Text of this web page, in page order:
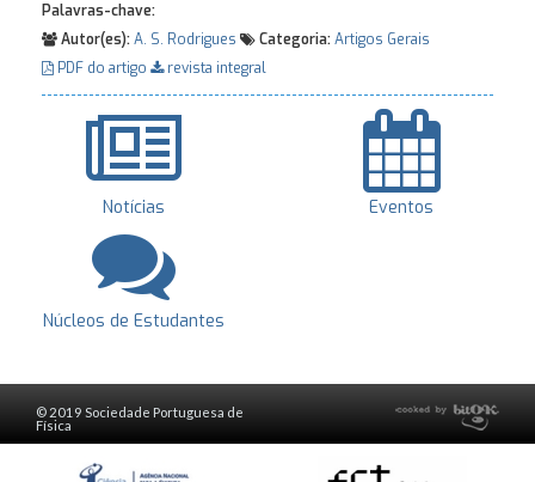
Palavras-chave:
Autor(es):A. S. Rodrigues Categoria:Artigos Gerais
PDF do artigo
revista integral
Notícias Eventos
Núcleos de Estudantes
© 2019 Sociedade Portuguesa de
Física